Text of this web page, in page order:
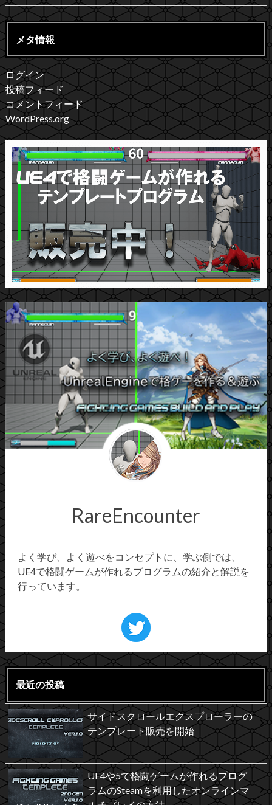
メタ情報
ログイン
投稿フィード
コメントフィード
WordPress.org
RareEncounter
よく学び、よく遊べをコンセプトに、学ぶ側では、
UE4で格闘ゲームが作れるプログラムの紹介と解説を
行っています。
最近の投稿
サイドスクロールエクスプローラーの
テンプレート販売を開始
UE4や5で格闘ゲームが作れるプログ
ラムのSteamを利用したオンラインマ